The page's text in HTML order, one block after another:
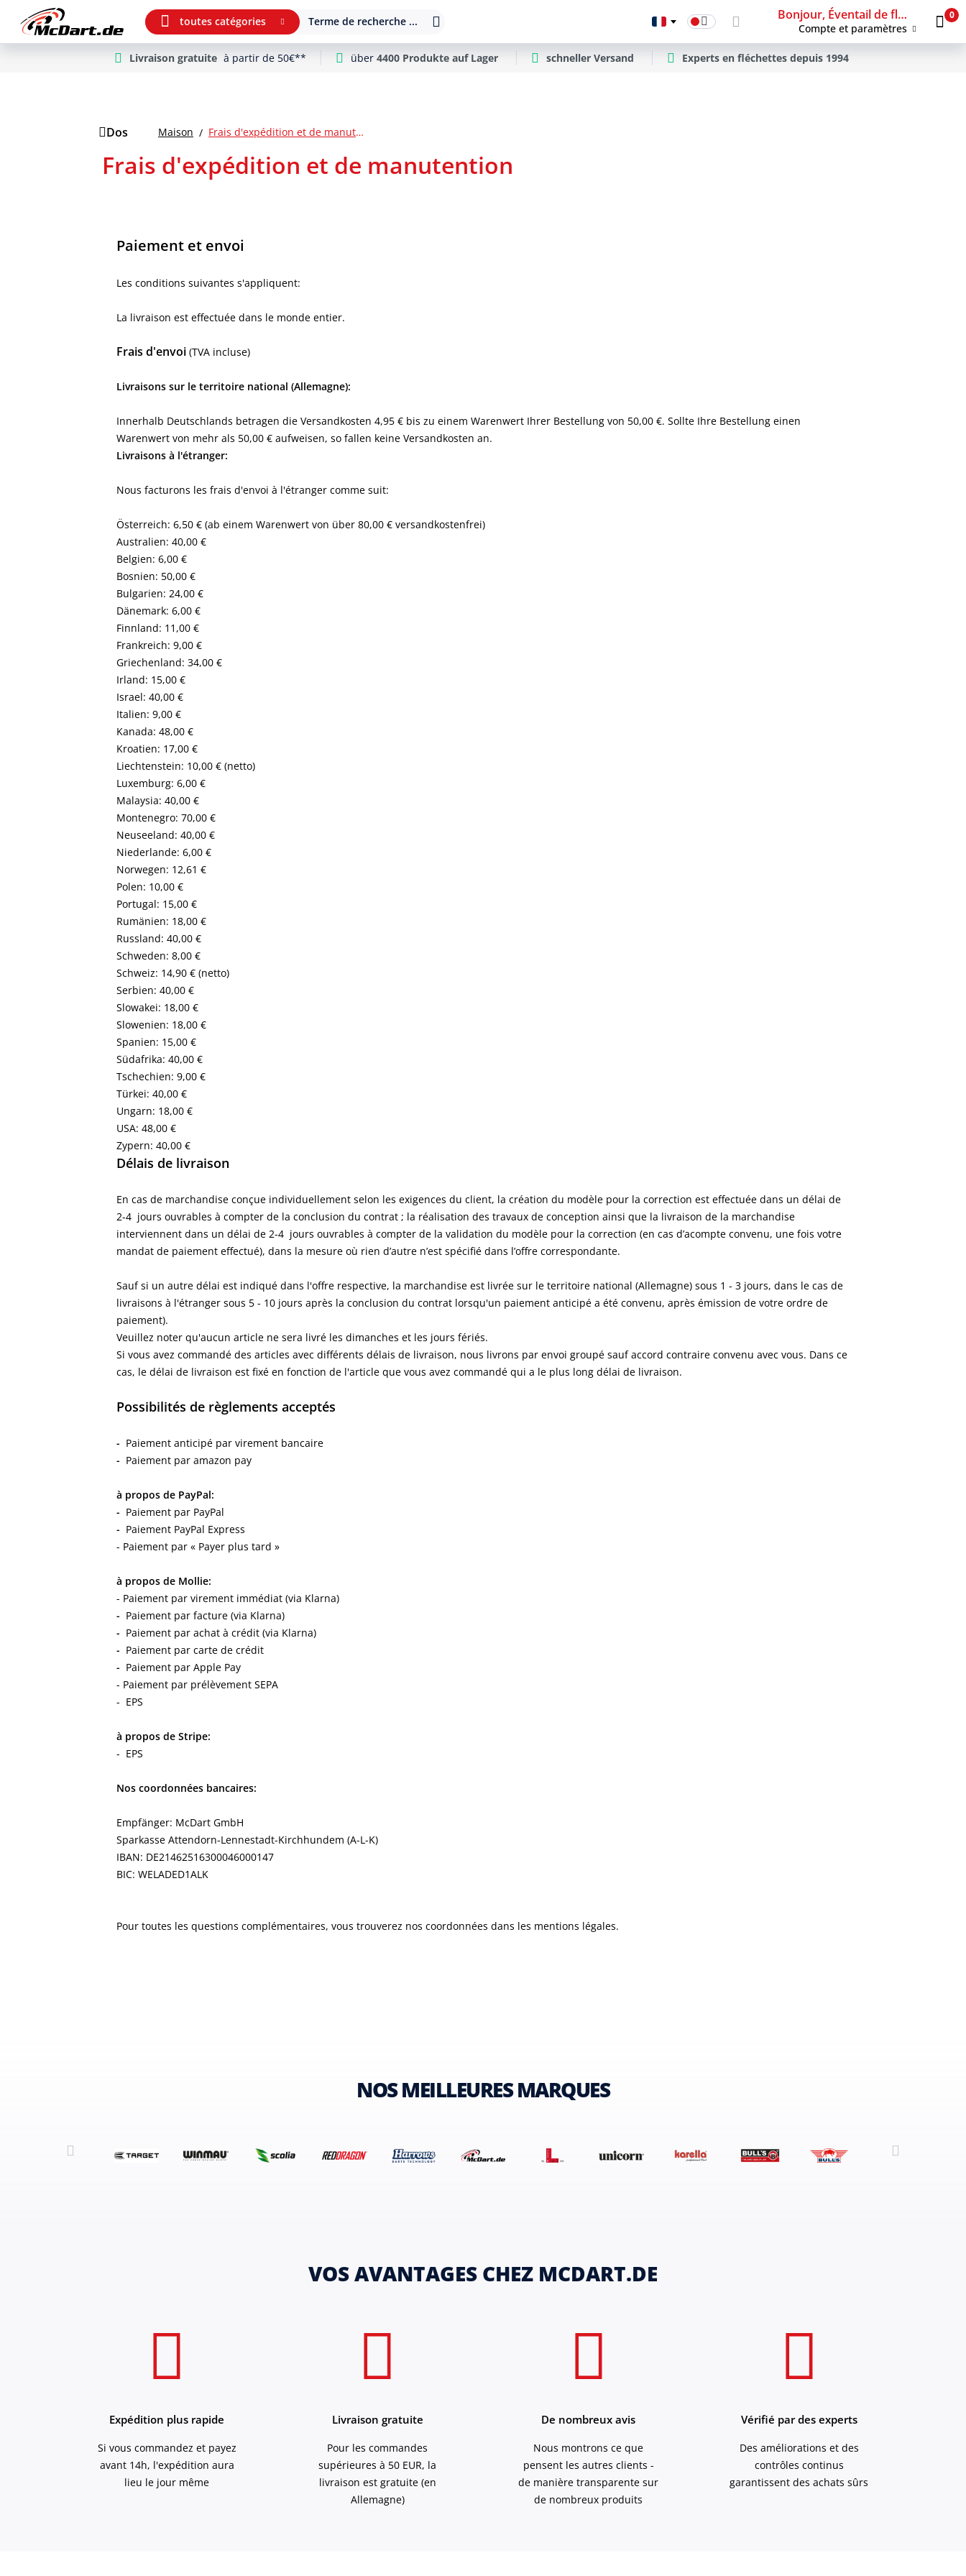
Hauptinhalt springen
Aller à la navigation principale
toutes catégories Terme de recherche ... Bonjour, Éventail de fléchettes
Compte et paramètres
0
Livraison gratuite à partir de 50€** über 4400 Produkte auf Lager schneller Versand Experts en fléchettes depuis 1994
Dos Maison Frais d'expédition et de manutention
Frais d'expédition et de manutention
Paiement et envoi
Les conditions suivantes s'appliquent:
La livraison est effectuée dans le monde entier.
Frais d'envoi (TVA incluse)
Livraisons sur le territoire national (Allemagne):
Innerhalb Deutschlands betragen die Versandkosten 4,95 € bis zu einem Warenwert Ihrer Bestellung von 50,00 €. Sollte Ihre Bestellung einen
Warenwert von mehr als 50,00 € aufweisen, so fallen keine Versandkosten an.
Livraisons à l'étranger:
Nous facturons les frais d'envoi à l'étranger comme suit:
Österreich: 6,50 € (ab einem Warenwert von über 80,00 € versandkostenfrei)
Australien: 40,00 €
Belgien: 6,00 €
Bosnien: 50,00 €
Bulgarien: 24,00 €
Dänemark: 6,00 €
Finnland: 11,00 €
Frankreich: 9,00 €
Griechenland: 34,00 €
Irland: 15,00 €
Israel: 40,00 €
Italien: 9,00 €
Kanada: 48,00 €
Kroatien: 17,00 €
Liechtenstein: 10,00 € (netto)
Luxemburg: 6,00 €
Malaysia: 40,00 €
Montenegro: 70,00 €
Neuseeland: 40,00 €
Niederlande: 6,00 €
Norwegen: 12,61 €
Polen: 10,00 €
Portugal: 15,00 €
Rumänien: 18,00 €
Russland: 40,00 €
Schweden: 8,00 €
Schweiz: 14,90 € (netto)
Serbien: 40,00 €
Slowakei: 18,00 €
Slowenien: 18,00 €
Spanien: 15,00 €
Südafrika: 40,00 €
Tschechien: 9,00 €
Türkei: 40,00 €
Ungarn: 18,00 €
USA: 48,00 €
Zypern: 40,00 €
Délais de livraison
En cas de marchandise conçue individuellement selon les exigences du client, la création du modèle pour la correction est effectuée dans un délai de
2-4 jours ouvrables à compter de la conclusion du contrat ; la réalisation des travaux de conception ainsi que la livraison de la marchandise
interviennent dans un délai de 2-4 jours ouvrables à compter de la validation du modèle pour la correction (en cas d’acompte convenu, une fois votre
mandat de paiement effectué), dans la mesure où rien d’autre n’est spécifié dans l’offre correspondante.
Sauf si un autre délai est indiqué dans l'offre respective, la marchandise est livrée sur le territoire national (Allemagne) sous 1 - 3 jours, dans le cas de
livraisons à l'étranger sous 5 - 10 jours après la conclusion du contrat lorsqu'un paiement anticipé a été convenu, après émission de votre ordre de
paiement).
Veuillez noter qu'aucun article ne sera livré les dimanches et les jours fériés.
Si vous avez commandé des articles avec différents délais de livraison, nous livrons par envoi groupé sauf accord contraire convenu avec vous. Dans ce
cas, le délai de livraison est fixé en fonction de l'article que vous avez commandé qui a le plus long délai de livraison.
Possibilités de règlements acceptés
- Paiement anticipé par virement bancaire
- Paiement par amazon pay
à propos de PayPal:
- Paiement par PayPal
- Paiement PayPal Express
- Paiement par « Payer plus tard »
à propos de Mollie:
- Paiement par virement immédiat (via Klarna)
- Paiement par facture (via Klarna)
- Paiement par achat à crédit (via Klarna)
- Paiement par carte de crédit
- Paiement par Apple Pay
- Paiement par prélèvement SEPA
- EPS
à propos de Stripe:
- EPS
Nos coordonnées bancaires:
Empfänger: McDart GmbH
Sparkasse Attendorn-Lennestadt-Kirchhundem (A-L-K)
IBAN: DE21462516300046000147
BIC: WELADED1ALK
Pour toutes les questions complémentaires, vous trouverez nos coordonnées dans les mentions légales.
NOS MEILLEURES MARQUES
VOS AVANTAGES CHEZ MCDART.DE
Expédition plus rapide
Si vous commandez et payez
avant 14h, l'expédition aura
lieu le jour même
Livraison gratuite
Pour les commandes
supérieures à 50 EUR, la
livraison est gratuite (en
Allemagne)
De nombreux avis
Nous montrons ce que
pensent les autres clients -
de manière transparente sur
de nombreux produits
Vérifié par des experts
Des améliorations et des
contrôles continus
garantissent des achats sûrs